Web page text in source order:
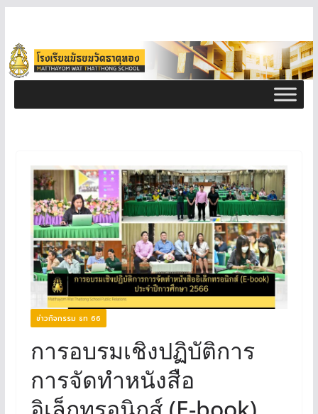
ข่าวกิจกรรม ธท 66
การอบรมเชิงปฏิบัติการ
การจัดทำหนังสือ